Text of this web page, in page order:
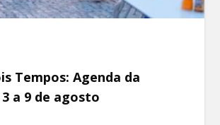
Tempos: Agenda da
a 9 de agosto